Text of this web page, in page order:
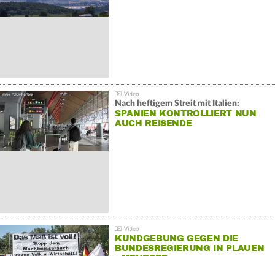
Nach heftigem Streit mit Italien:
SPANIEN KONTROLLIERT NUN
AUCH REISENDE
KUNDGEBUNG GEGEN DIE
BUNDESREGIERUNG IN PLAUEN